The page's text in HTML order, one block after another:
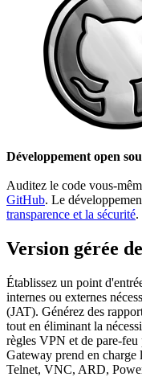
Développement open
Auditez le code vous-
GitHub. Le
transparence et la sécurité.
Version gérée
Établissez un point
internes ou externes
(JAT). Générez des
tout en éliminant la
règles VPN et de pare-feu
Gateway prend en charge
Telnet, VNC, ARD,